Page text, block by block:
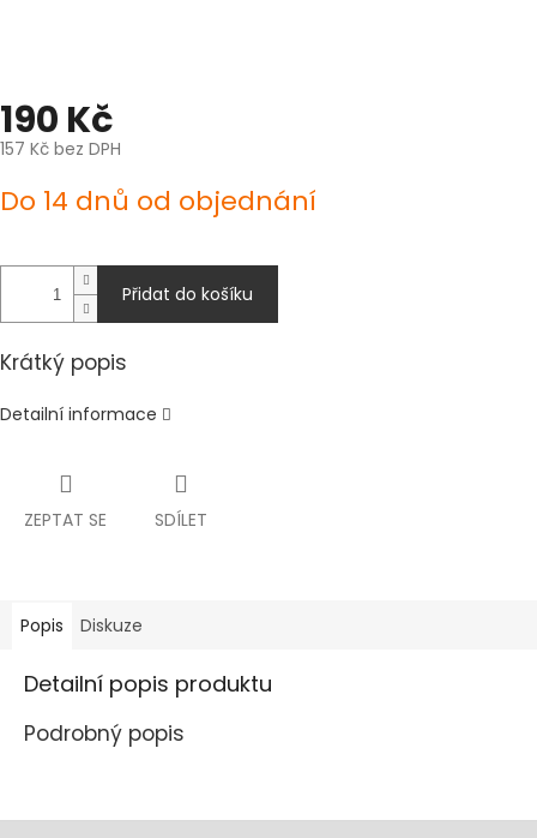
190 Kč
157 Kč bez DPH
cena:
Do 14 dnů od objednání
Přidat do košíku
Krátký popis
Detailní informace
ZEPTAT SE SDÍLET
Popis Diskuze
Detailní popis produktu
Podrobný popis